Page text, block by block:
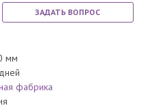
ЗАДАТЬ ВОПРОС
мм
фабрика